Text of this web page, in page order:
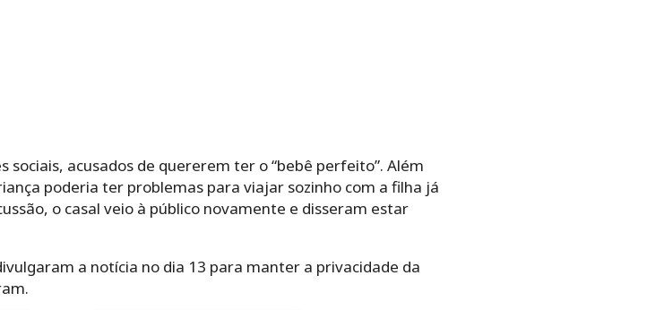
acusados de quererem ter o “bebê perfeito”. Além
poderia ter problemas para viajar sozinho com a filha já
o casal veio à público novamente e disseram estar
a notícia no dia 13 para manter a privacidade da